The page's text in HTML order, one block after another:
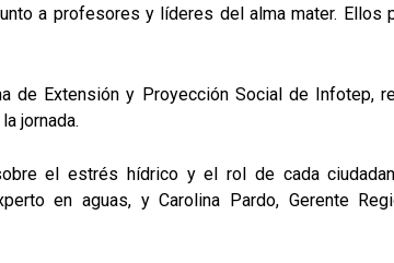
a profesores y líderes del alma mater. Ellos
de Extensión y Proyección Social de Infotep,
jornada.
el estrés hídrico y el rol de cada
en aguas, y Carolina Pardo, Gerente